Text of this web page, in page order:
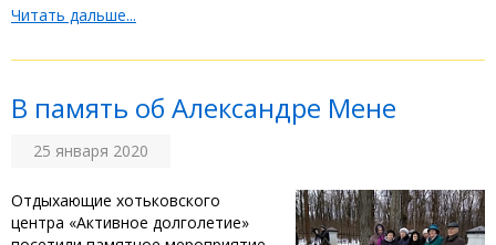
Читать дальше...
В память об Александре Мене
25 января 2020
Отдыхающие хотьковского
центра «Активное долголетие»